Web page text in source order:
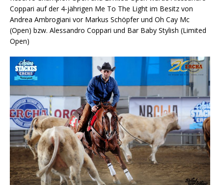
Coppari auf der 4-jährigen Me To The Light im Besitz von
Andrea Ambrogiani vor Markus Schöpfer und Oh Cay Mc
(Open) bzw. Alessandro Coppari und Bar Baby Stylish (Limited
Open)